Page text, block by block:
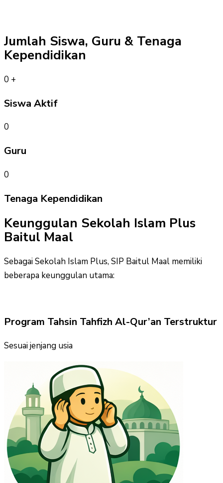
Jumlah Siswa, Guru & Tenaga
Kependidikan
0 +
Siswa Aktif
0
Guru
0
Tenaga Kependidikan
Keunggulan Sekolah Islam Plus
Baitul Maal
Sebagai Sekolah Islam Plus, SIP Baitul Maal memiliki
beberapa keunggulan utama:
Program Tahsin Tahfizh Al-Qur’an Terstruktur
Sesuai jenjang usia